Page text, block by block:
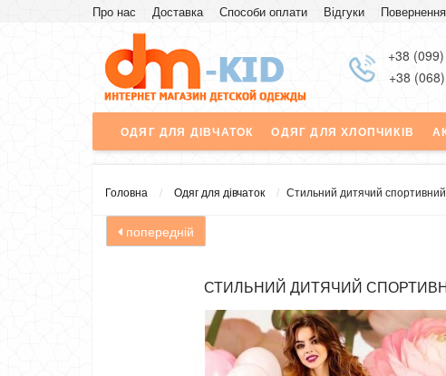
Про нас Доставка Способи оплати Відгуки
+38
+38
ОДЯГ ДЛЯ ДІВЧАТОК ОДЯГ ДЛЯ ХЛОПЧИКІВ
Головна Одяг для дівчаток Стильний дитячий
попередній
СТИЛЬНИЙ ДИТЯЧИЙ